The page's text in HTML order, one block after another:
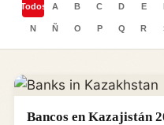
Todos A B C D E
N Ñ O P Q R
Bancos en Kazajistán